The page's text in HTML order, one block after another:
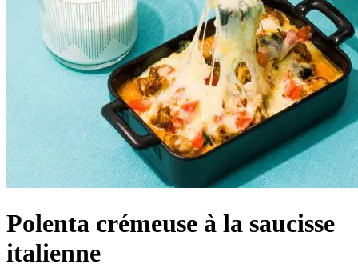
Polenta crémeuse à la saucisse
italienne